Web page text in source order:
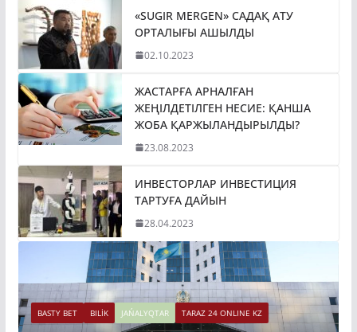
«SUGIR MERGEN» САДАҚ АТУ
ОРТАЛЫҒЫ АШЫЛДЫ
02.10.2023
ЖАСТАРҒА АРНАЛҒАН
ЖЕҢІЛДЕТІЛГЕН НЕСИЕ: ҚАНША
ЖОБА ҚАРЖЫЛАНДЫРЫЛДЫ?
23.08.2023
ИНВЕСТОРЛАР ИНВЕСТИЦИЯ
ТАРТУҒА ДАЙЫН
28.04.2023
BASTY BET BILİK JAŃALYQTAR TARAZ 24 ONLINE KZ